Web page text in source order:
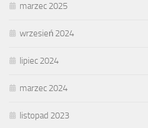
marzec 2025
wrzesień 2024
lipiec 2024
marzec 2024
listopad 2023